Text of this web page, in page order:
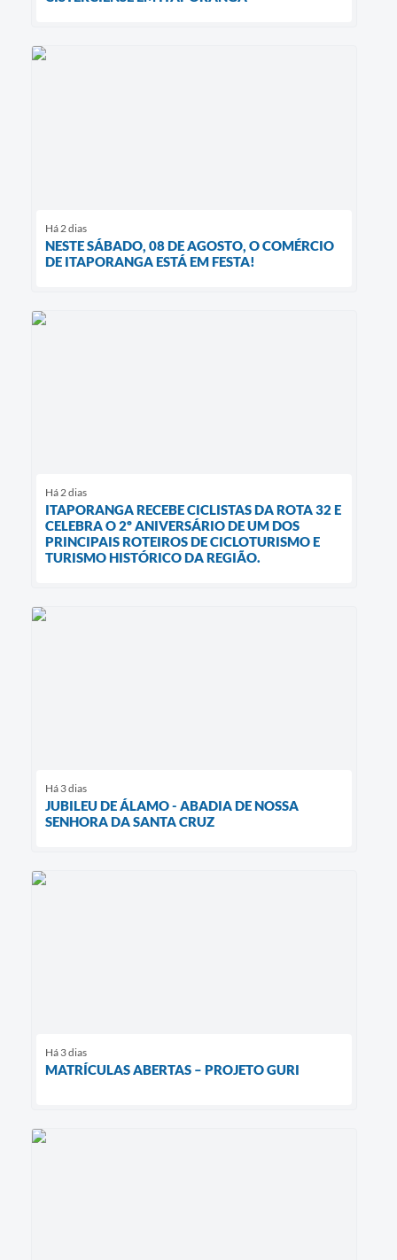
Há 2 dias
NESTE SÁBADO, 08 DE AGOSTO, O COMÉRCIO
DE ITAPORANGA ESTÁ EM FESTA!
Há 2 dias
ITAPORANGA RECEBE CICLISTAS DA ROTA 32 E
CELEBRA O 2º ANIVERSÁRIO DE UM DOS
PRINCIPAIS ROTEIROS DE CICLOTURISMO E
TURISMO HISTÓRICO DA REGIÃO.
Há 3 dias
JUBILEU DE ÁLAMO - ABADIA DE NOSSA
SENHORA DA SANTA CRUZ
Há 3 dias
MATRÍCULAS ABERTAS – PROJETO GURI